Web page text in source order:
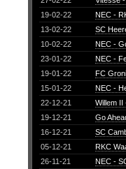
19-02-22
NEC -
13-02-22
SC
10-02-22
NEC -
23-01-22
NEC -
19-01-22
FC
15-01-22
NEC -
22-12-21
Willem II
19-12-21
Go
16-12-21
SC
05-12-21
RKC
26-11-21
NEC -